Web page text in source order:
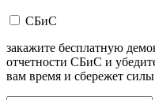
СБиС
закажите бесплатную
отчетности СБиС и
вам время и сбережет